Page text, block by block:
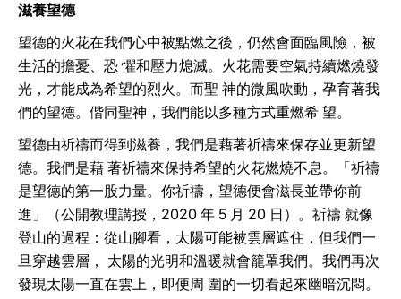
滋養望德
望德的火花在我們心中被點燃之後，仍然會面臨風險，被
生活的擔憂、恐 懼和壓力熄滅。火花需要空氣持續燃燒發
光，才能成為希望的烈火。而聖 神的微風吹動，孕育著我
們的望德。偕同聖神，我們能以多種方式重燃希 望。
望德由祈禱而得到滋養，我們是藉著祈禱來保存並更新望
德。我們是藉 著祈禱來保持希望的火花燃燒不息。「祈禱
是望德的第一股力量。你祈禱，望德便會滋長並帶你前
進」（公開教理講授，2020 年 5 月 20 日）。祈禱 就像
登山的過程：從山腳看，太陽可能被雲層遮住，但我們一
旦穿越雲層， 太陽的光明和溫暖就會籠罩我們。我們再次
發現太陽一直在雲上，即便周 圍的一切看起來幽暗沉悶。